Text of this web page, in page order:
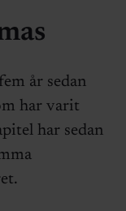
år sedan
har varit
har sedan